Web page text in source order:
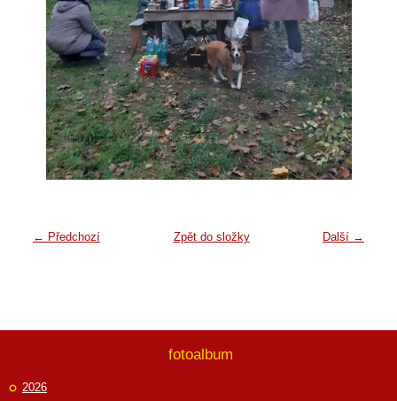
← Předchozí Další →
Zpět do složky
fotoalbum
2026